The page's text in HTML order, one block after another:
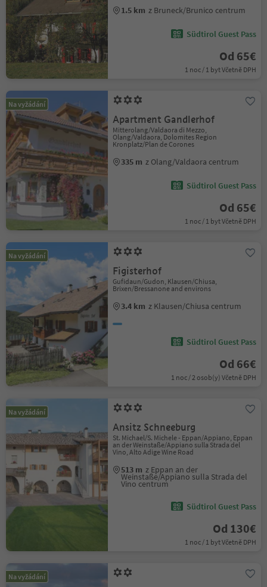
1.5 km z Bruneck/Brunico centrum
Südtirol Guest Pass
Od 65€
1 noc / 1 byt Včetně DPH
Na vyžádání
Apartment Gandlerhof
Mitterolang/Valdaora di Mezzo,
Olang/Valdaora, Dolomites Region
Kronplatz/Plan de Corones
335 m z Olang/Valdaora centrum
Südtirol Guest Pass
Od 65€
1 noc / 1 byt Včetně DPH
Na vyžádání
Figisterhof
Gufidaun/Gudon, Klausen/Chiusa,
Brixen/Bressanone and environs
3.4 km z Klausen/Chiusa centrum
Südtirol Guest Pass
Od 66€
1 noc / 2 osob(y) Včetně DPH
Na vyžádání
Ansitz Schneeburg
St. Michael/S. Michele - Eppan/Appiano, Eppan
an der Weinstaße/Appiano sulla Strada del
Vino, Alto Adige Wine Road
513 m z Eppan an der
Weinstaße/Appiano sulla Strada del
Vino centrum
Südtirol Guest Pass
Od 130€
1 noc / 1 byt Včetně DPH
Na vyžádání